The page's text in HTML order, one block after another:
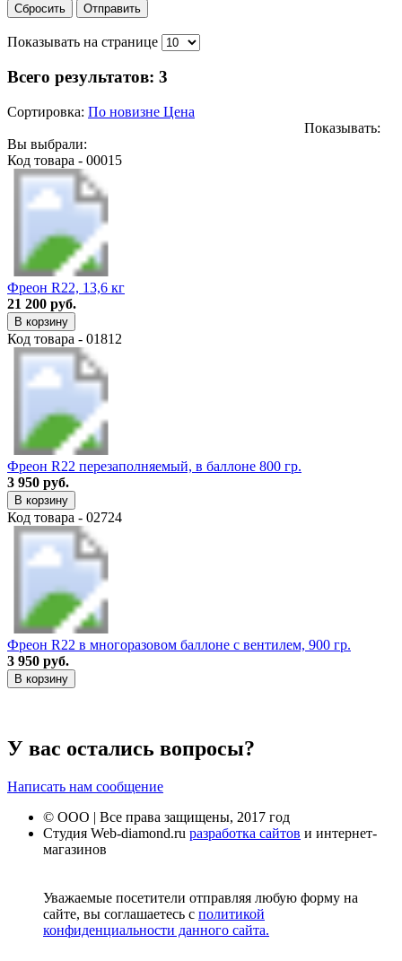
Сбросить Отправить
Показывать на странице
Всего результатов: 3
Сортировка: По новизне Цена
Показывать:
Вы выбрали:
Код товара - 00015
Фреон R22, 13,6 кг
21 200 руб.
В корзину
Код товара - 01812
Фреон R22 перезаполняемый, в баллоне 800 гр.
3 950 руб.
В корзину
Код товара - 02724
Фреон R22 в многоразовом баллоне с вентилем, 900 гр.
3 950 руб.
В корзину
У вас остались вопросы?
Написать нам сообщение
© ООО | Все права защищены, 2017 год
Студия Web-diamond.ru разработка сайтов и интернет-
магазинов
Уважаемые посетители отправляя любую форму на
сайте, вы соглашаетесь с политикой
конфиденциальности данного сайта.